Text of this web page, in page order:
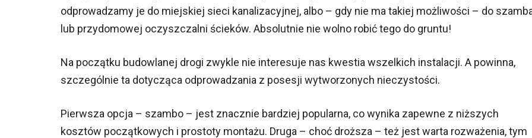
odprowadzamy je do miejskiej sieci kanalizacyjnej, albo – gdy nie ma takiej możliwości – do
lub przydomowej oczyszczalni ścieków. Absolutnie nie wolno robić tego do gruntu!
Na początku budowlanej drogi zwykle nie interesuje nas kwestia wszelkich instalacji. A powinna,
szczególnie ta dotycząca odprowadzania z posesji wytworzonych nieczystości.
Pierwsza opcja – szambo – jest znacznie bardziej popularna, co wynika zapewne z niższych
kosztów początkowych i prostoty montażu. Druga – choć droższa – też jest warta rozważenia, tym